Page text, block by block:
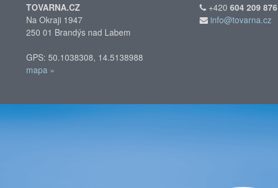
TOVARNA.CZ
Na Okraji 1947
250 01 Brandýs nad Labem
GPS: 50.1038308, 14.5138988
mapa »
+420 604 209 876
info@tovarna.cz